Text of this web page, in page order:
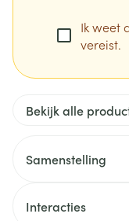
Ik weet
vereist.
Bekijk alle
Samenstelling
Interacties